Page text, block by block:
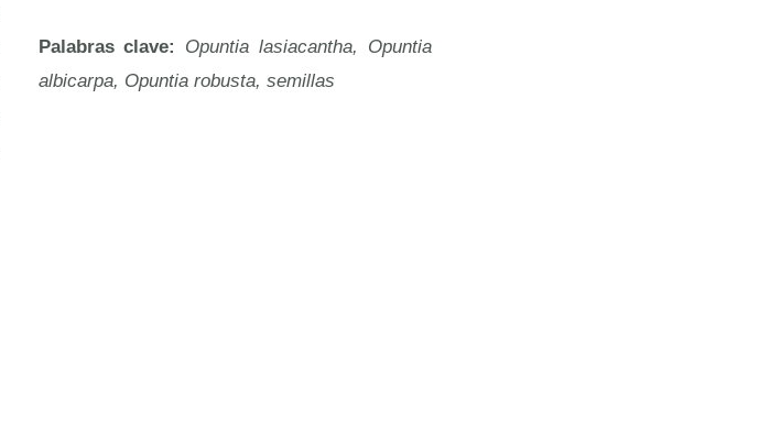
Palabras clave: Opuntia lasiacantha, Opuntia
albicarpa, Opuntia robusta, semillas